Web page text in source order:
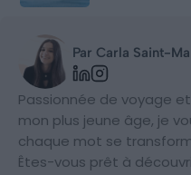
Par Carla Saint-
Passionnée de voyage
mon plus jeune âge, je
chaque mot se
Êtes-vous prêt à